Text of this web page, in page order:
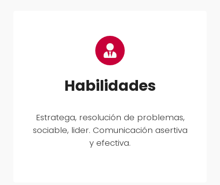
Habilidades
Estratega, resolución de problemas,
sociable, lider. Comunicación asertiva
y efectiva.